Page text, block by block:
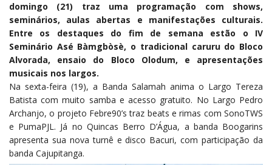
domingo (21) traz uma programação com shows,
seminários, aulas abertas e manifestações culturais.
Entre os destaques do fim de semana estão o IV
Seminário Asé Bàmgbòsè, o tradicional caruru do Bloco
Alvorada, ensaio do Bloco Olodum, e apresentações
musicais nos largos.
Na sexta-feira (19), a Banda Salamah anima o Largo Tereza
Batista com muito samba e acesso gratuito. No Largo Pedro
Archanjo, o projeto Febre90’s traz beats e rimas com SonoTWS
e PumaPJL. Já no Quincas Berro D’Água, a banda Boogarins
apresenta sua nova turnê e disco Bacuri, com participação da
banda Cajupitanga.